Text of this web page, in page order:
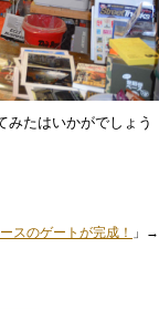
みたはいかがでしょう
スのゲートが完成！
」→